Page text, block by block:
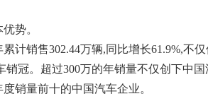
势。
累计销售302.44万辆,同比增长61.9%,不
销冠。超过300万的年销量不仅创下中
销量前十的中国汽车企业。